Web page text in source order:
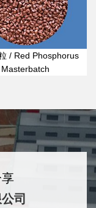
/ Red Phosphorus
Masterbatch
司